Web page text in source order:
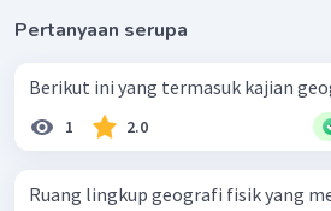
Pertanyaan serupa
Berikut ini yang termasuk kajian
1 2.0
Ruang lingkup geografi fisik yang